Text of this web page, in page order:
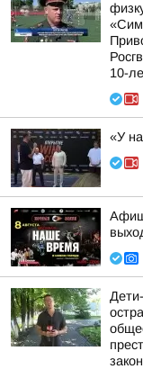
10-
«У